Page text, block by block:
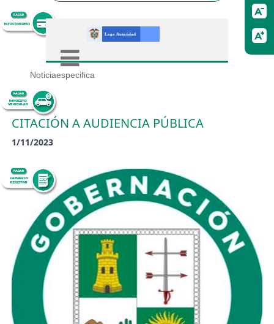
Noticiaespecifica
CITACIÓN A AUDIENCIA PÚBLICA
1/11/2023